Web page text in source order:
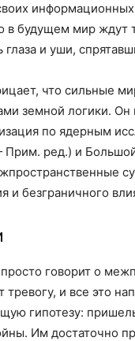
будущем мир ждут
глаза и уши,
что сильные
земной логики.
по ядерным
ред.) и
и безграничного
говорит о
и все это
гипотезу:
Им достаточно